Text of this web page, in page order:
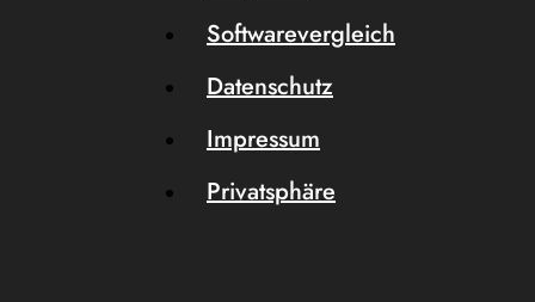
Softwarevergleich
Datenschutz
Impressum
Privatsphäre